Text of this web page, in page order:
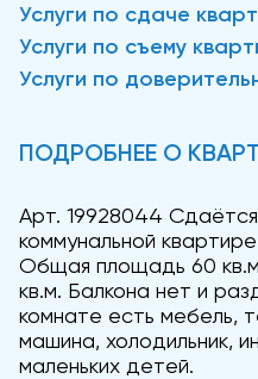
Услуги по сдаче
Услуги по съему
Услуги по
ПОДРОБНЕЕ О
Арт. 19928044
коммунальной
Общая площадь 60
кв.м. Балкона нет и
комнате есть мебель,
машина, холодильник,
маленьких детей.